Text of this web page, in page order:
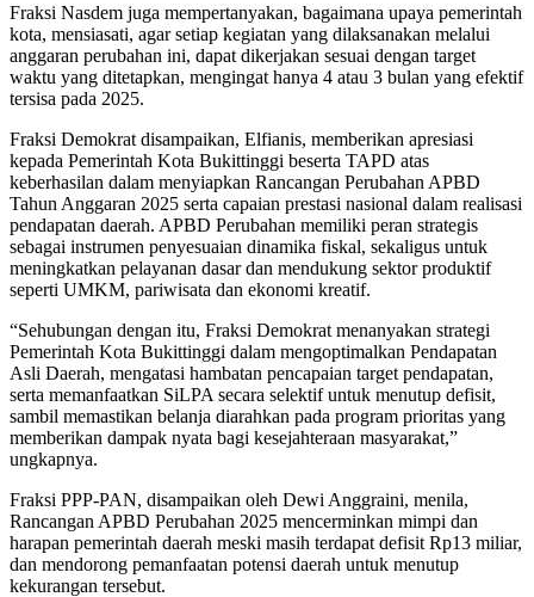
Fraksi Nasdem juga mempertanyakan, bagaimana upaya pemerintah
kota, mensiasati, agar setiap kegiatan yang dilaksanakan melalui
anggaran perubahan ini, dapat dikerjakan sesuai dengan target
waktu yang ditetapkan, mengingat hanya 4 atau 3 bulan yang efektif
tersisa pada 2025.
Fraksi Demokrat disampaikan, Elfianis, memberikan apresiasi
kepada Pemerintah Kota Bukittinggi beserta TAPD atas
keberhasilan dalam menyiapkan Rancangan Perubahan APBD
Tahun Anggaran 2025 serta capaian prestasi nasional dalam realisasi
pendapatan daerah. APBD Perubahan memiliki peran strategis
sebagai instrumen penyesuaian dinamika fiskal, sekaligus untuk
meningkatkan pelayanan dasar dan mendukung sektor produktif
seperti UMKM, pariwisata dan ekonomi kreatif.
“Sehubungan dengan itu, Fraksi Demokrat menanyakan strategi
Pemerintah Kota Bukittinggi dalam mengoptimalkan Pendapatan
Asli Daerah, mengatasi hambatan pencapaian target pendapatan,
serta memanfaatkan SiLPA secara selektif untuk menutup defisit,
sambil memastikan belanja diarahkan pada program prioritas yang
memberikan dampak nyata bagi kesejahteraan masyarakat,”
ungkapnya.
Fraksi PPP-PAN, disampaikan oleh Dewi Anggraini, menila,
Rancangan APBD Perubahan 2025 mencerminkan mimpi dan
harapan pemerintah daerah meski masih terdapat defisit Rp13 miliar,
dan mendorong pemanfaatan potensi daerah untuk menutup
kekurangan tersebut.